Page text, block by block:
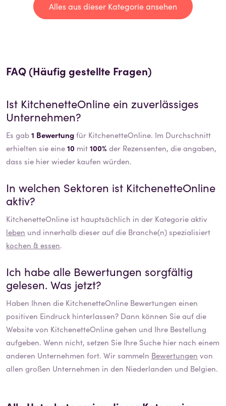
Alles aus dieser Kategorie ansehen
FAQ (Häufig gestellte Fragen)
Ist KitchenetteOnline ein zuverlässiges
Unternehmen?
Es gab1 Bewertungfür KitchenetteOnline. Im Durchschnitt
erhielten sie eine10 mit100% der Rezensenten, die angaben,
dass sie hier wieder kaufen würden.
In welchen Sektoren ist KitchenetteOnline
aktiv?
KitchenetteOnline ist hauptsächlich in der Kategorie aktiv
leben und innerhalb dieser auf die Branche(n) spezialisiert
kochen & essen.
Ich habe alle Bewertungen sorgfältig
gelesen. Was jetzt?
Haben Ihnen die KitchenetteOnline Bewertungen einen
positiven Eindruck hinterlassen? Dann können Sie auf die
Website von KitchenetteOnlinegehen und Ihre Bestellung
aufgeben. Wenn nicht, setzen Sie Ihre Suche hier nach einem
anderen Unternehmen fort. Wir sammeln Bewertungen von
allen großen Unternehmen in den Niederlanden und Belgien.